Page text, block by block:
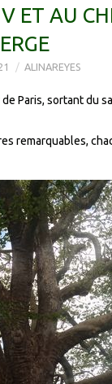
ET AU
ALINAREYES
Paris, sortant du
remarquables,